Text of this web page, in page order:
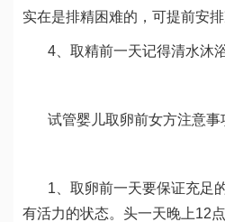
实在是排精困难的，可提前安排
4、取精前一天记得清水沐
试管婴儿取卵前女方注意事
1、取卵前一天要保证充足
有活力的状态。头一天晚上12